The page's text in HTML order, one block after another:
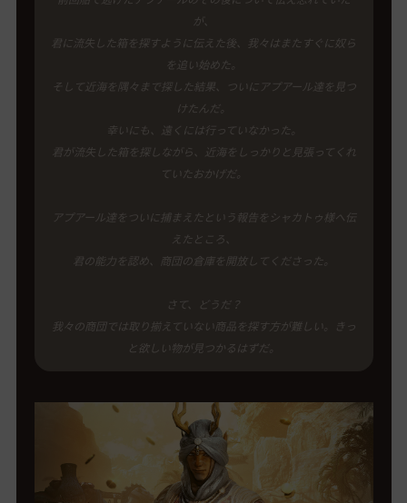
が、
君に流失した箱を探すように伝えた後、我々はまたすぐに奴ら
を追い始めた。
そして近海を隅々まで探した結果、ついにアプアール達を見つ
けたんだ。
幸いにも、遠くには行っていなかった。
君が流失した箱を探しながら、近海をしっかりと見張ってくれ
ていたおかげだ。
アプアール達をついに捕まえたという報告をシャカトゥ様へ伝
えたところ、
君の能力を認め、商団の倉庫を開放してくださった。
さて、どうだ？
我々の商団では取り揃えていない商品を探す方が難しい。きっ
と欲しい物が見つかるはずだ。